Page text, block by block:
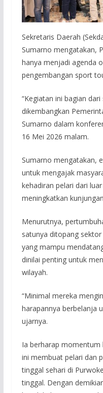
Sekretaris Daerah
Sumarno mengatakan,
hanya menjadi agenda
pengembangan sport
“Kegiatan ini bagian
dikembangkan
Sumarno dalam
16 Mei 2026 malam.
Sumarno mengatakan,
untuk mengajak
kehadiran pelari dari
meningkatkan
Menurutnya,
satunya ditopang
yang mampu
dinilai penting untuk
wilayah.
“Minimal mereka
harapannya berbelanja
ujarnya.
Ia berharap momentum
ini membuat pelari dan
tinggal sehari di
tinggal. Dengan